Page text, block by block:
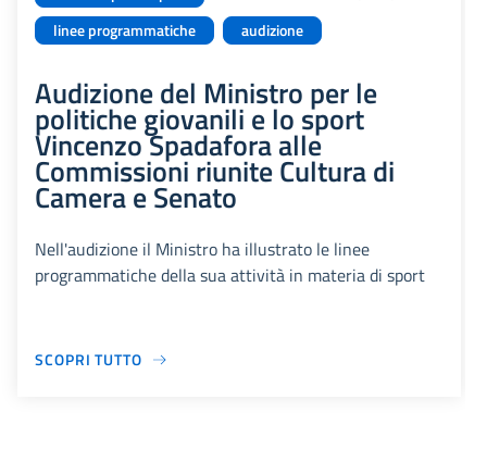
linee programmatiche
audizione
Audizione del Ministro per le
politiche giovanili e lo sport
Vincenzo Spadafora alle
Commissioni riunite Cultura di
Camera e Senato
Nell'audizione il Ministro ha illustrato le linee
programmatiche della sua attività in materia di sport
SCOPRI TUTTO